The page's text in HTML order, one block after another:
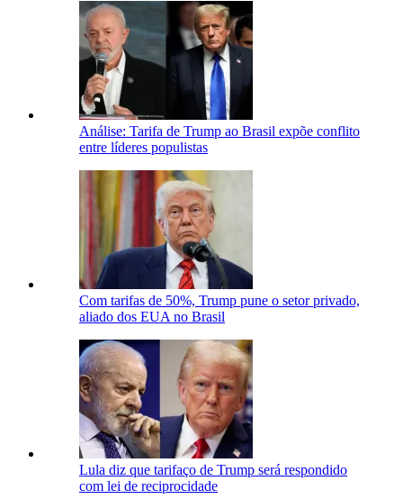
Análise: Tarifa de Trump ao Brasil expõe conflito
entre líderes populistas
Com tarifas de 50%, Trump pune o setor privado,
aliado dos EUA no Brasil
Lula diz que tarifaço de Trump será respondido
com lei de reciprocidade